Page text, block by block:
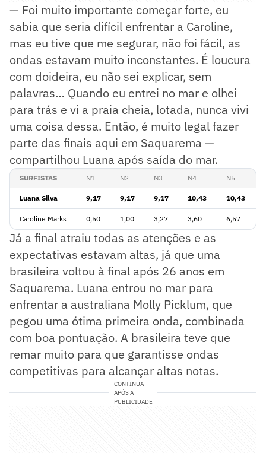
— Foi muito importante começar forte, eu
sabia que seria difícil enfrentar a Caroline,
mas eu tive que me segurar, não foi fácil, as
ondas estavam muito inconstantes. É loucura
com doideira, eu não sei explicar, sem
palavras… Quando eu entrei no mar e olhei
para trás e vi a praia cheia, lotada, nunca vivi
uma coisa dessa. Então, é muito legal fazer
parte das finais aqui em Saquarema —
compartilhou Luana após saída do mar.
SURFISTAS N1 N2 N3 N4 N5
Luana Silva 9,17 9,17 9,17 10,43 10,43
Caroline Marks 0,50 1,00 3,27 3,60 6,57
Já a final atraiu todas as atenções e as
expectativas estavam altas, já que uma
brasileira voltou à final após 26 anos em
Saquarema. Luana entrou no mar para
enfrentar a australiana Molly Picklum, que
pegou uma ótima primeira onda, combinada
com boa pontuação. A brasileira teve que
remar muito para que garantisse ondas
competitivas para alcançar altas notas.
CONTINUA
APÓS A
PUBLICIDADE